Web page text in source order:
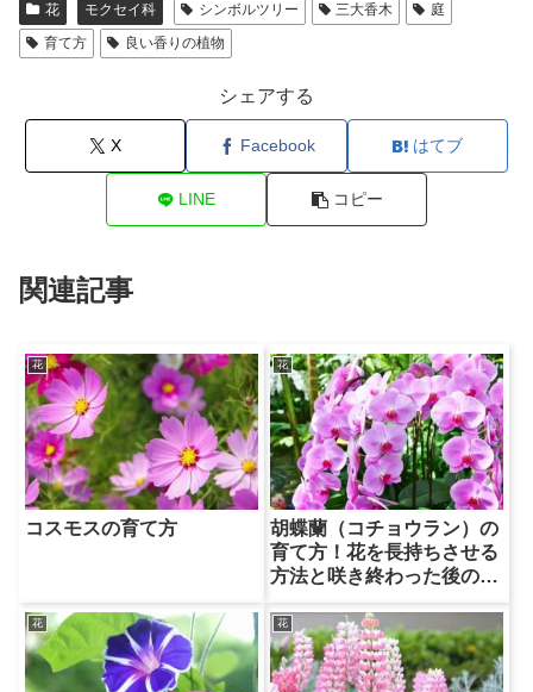
花 モクセイ科 シンボルツリー 三大香木
庭
育て方
良い香りの植物
シェアする
X Facebook はてブ
LINE コピー
関連記事
花
コスモスの育て方
花
胡蝶蘭（コチョウラン）の
育て方！花を長持ちさせる
方法と咲き終わった後の管
理方法
花 花